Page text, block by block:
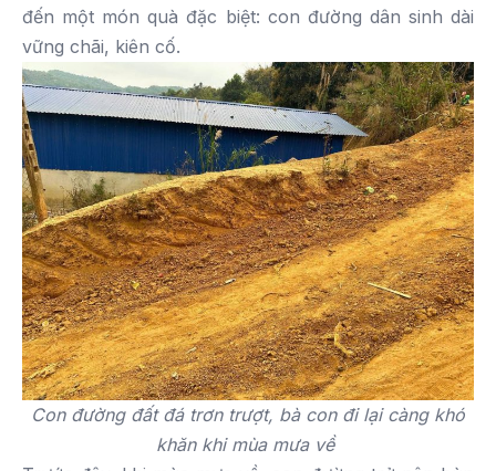
đến một món quà đặc biệt: con đường dân sinh dài
vững chãi, kiên cố.
Con đường đất đá trơn trượt, bà con đi lại càng khó
khăn khi mùa mưa về